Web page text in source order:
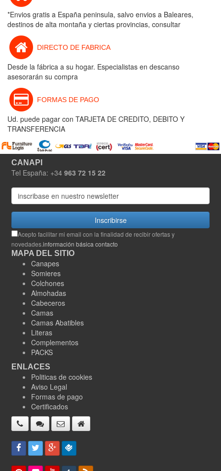
*Envios gratis a España peninsula, salvo envios a Baleares,
destinos de alta montaña y ciertas provincias, consultar
DIRECTO DE FABRICA
Desde la fábrica a su hogar. Especialistas en descanso
asesorarán su compra
FORMAS DE PAGO
Ud. puede pagar con TARJETA DE CREDITO, DEBITO Y
TRANSFERENCIA
CANAPI
Tel España: +34 963 72 15 22
Inscribirse
Acepto facilitar mi email con la finalidad de recibir ofertas y
novedades.información básica contacto
MAPA DEL SITIO
Canapes
Somieres
Colchones
Almohadas
Cabeceros
Camas
Camas Abatibles
Literas
Complementos
PACKS
ENLACES
Politicas de cookies
Aviso Legal
Formas de pago
Certificados